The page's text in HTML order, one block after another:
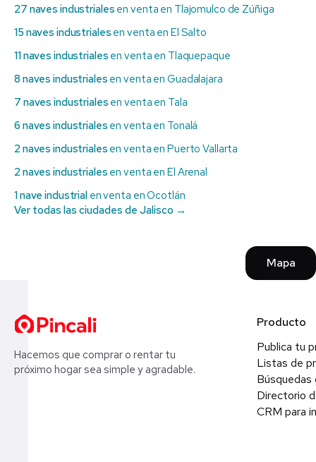
27 naves industriales en venta en Tlajomulco de Zúñiga
15 naves industriales en venta en El Salto
11 naves industriales en venta en Tlaquepaque
8 naves industriales en venta en Guadalajara
7 naves industriales en venta en Tala
6 naves industriales en venta en Tonalá
2 naves industriales en venta en Puerto Vallarta
2 naves industriales en venta en El Arenal
1 nave industrialen venta en Ocotlán
Ver todas las ciudades de Jalisco →
Mapa
Hacemos que comprar o rentar tu
próximo hogar sea simple y agradable.
Producto
Publica tu
Listas de
Búsquedas
Directorio
CRM para